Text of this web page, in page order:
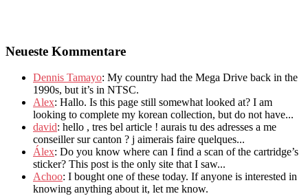
Neueste Kommentare
Dennis Tamayo: My country had the Mega Drive back in the
1990s, but it’s in NTSC.
Alex: Hallo. Is this page still somewhat looked at? I am
looking to complete my korean collection, but do not have...
david: hello , tres bel article ! aurais tu des adresses a me
conseiller sur canton ? j aimerais faire quelques...
Álex: Do you know where can I find a scan of the cartridge’s
sticker? This post is the only site that I saw...
Achoo: I bought one of these today. If anyone is interested in
knowing anything about it, let me know.